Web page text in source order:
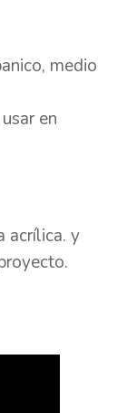
medio
en
acrílica. y